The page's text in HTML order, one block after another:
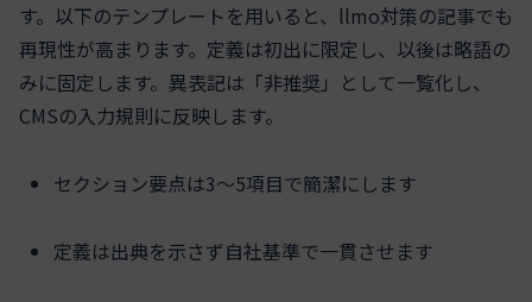
す。以下のテンプレートを用いると、llmo対策の記事でも
再現性が高まります。定義は初出に限定し、以後は略語の
みに固定します。異表記は「非推奨」として一覧化し、
CMSの入力規則に反映します。
セクション要点は3〜5項目で簡潔にします
定義は出典を示さず自社基準で一貫させます